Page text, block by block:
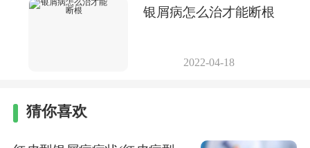
银屑病怎么治才能断根
2022-04-18
猜你喜欢